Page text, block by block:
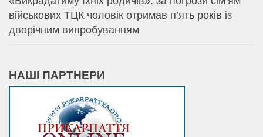
військових ТЦК чоловік отримав п’ять років із
дворічним випробуванням
НАШІ ПАРТНЕРИ